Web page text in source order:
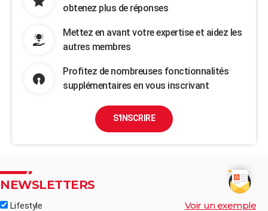
obtenez plus de réponses
Mettez en avant votre expertise et aidez les
autres membres
Profitez de nombreuses fonctionnalités
supplémentaires en vous inscrivant
S'INSCRIRE
NEWSLETTERS
Lifestyle Voir un exemple